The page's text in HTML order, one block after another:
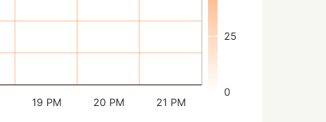
0
25
19 PM 20 PM 21 PM